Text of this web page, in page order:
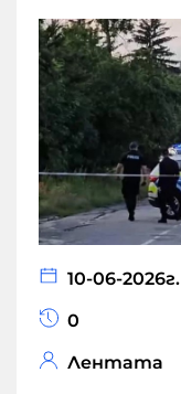
10-06-2026г.
0
Лентата